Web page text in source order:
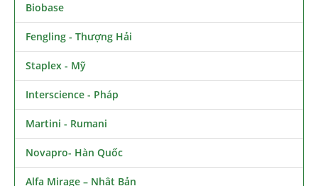
Biobase
Fengling - Thượng Hải
Staplex - Mỹ
Interscience - Pháp
Martini - Rumani
Novapro- Hàn Quốc
Alfa Mirage – Nhật Bản